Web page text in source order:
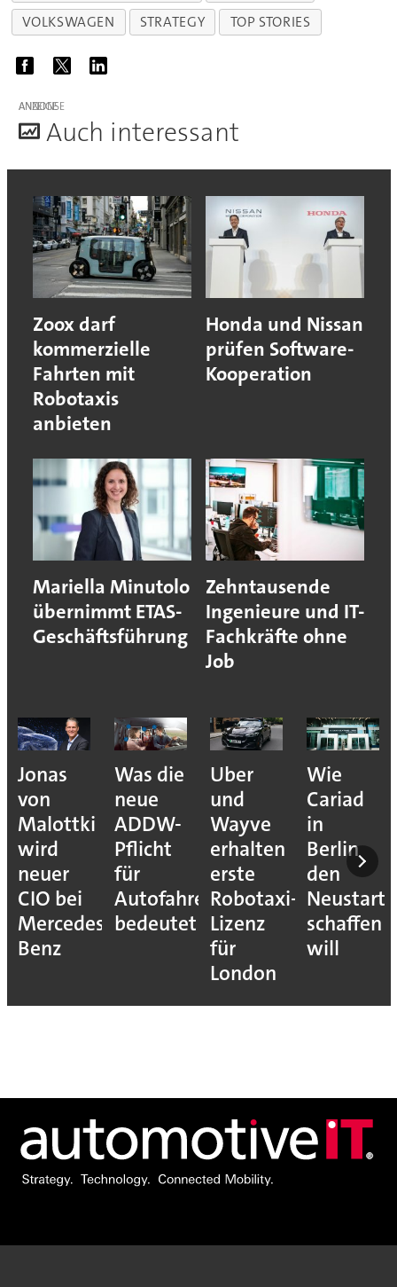
VOLKSWAGEN
STRATEGY TOP STORIES
ANZEIGE
Auch interessant
Zoox darf
kommerzielle
Fahrten mit
Robotaxis
anbieten
Honda und Nissan
prüfen Software-
Kooperation
Mariella Minutolo
übernimmt ETAS-
Geschäftsführung
Zehntausende
Ingenieure und IT-
Fachkräfte ohne
Job
Jonas
von
Malottki
wird
neuer
CIO bei
Mercedes-
Benz
Was die
neue
ADDW-
Pflicht
für
Autofahrer
bedeutet
Uber
und
Wayve
erhalten
erste
Robotaxi-
Lizenz
für
London
Wie
Cariad
in
Berlin
den
Neustart
schaffen
will